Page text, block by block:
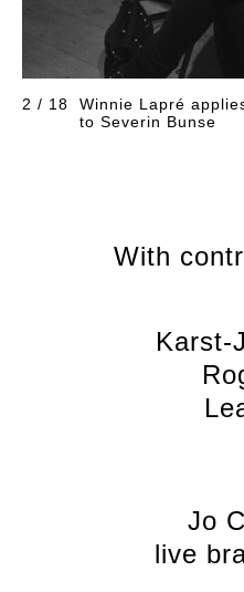
2 / 18
Winnie Lapré
to Severin Bunse
With
Karst-
Jo
live